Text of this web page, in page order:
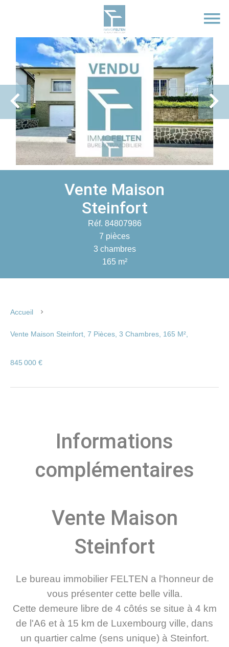
Vente Maison
Steinfort
Réf. 84807986
7 pièces
3 chambres
165 m²
Accueil
Vente Maison Steinfort, 7 Pièces, 3 Chambres, 165 M²,
845 000 €
Informations
complémentaires
Vente Maison
Steinfort
Le bureau immobilier FELTEN a l'honneur de
vous présenter cette belle villa.
Cette demeure libre de 4 côtés se situe à 4 km
de l'A6 et à 15 km de Luxembourg ville, dans
un quartier calme (sens unique) à Steinfort.